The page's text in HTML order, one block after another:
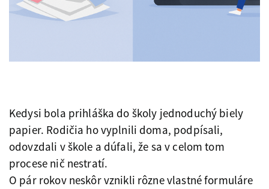
Kedysi bola prihláška do školy jednoduchý biely
papier. Rodičia ho vyplnili doma, podpísali,
odovzdali v škole a dúfali, že sa v celom tom
procese nič nestratí.
O pár rokov neskôr vznikli rôzne vlastné formuláre